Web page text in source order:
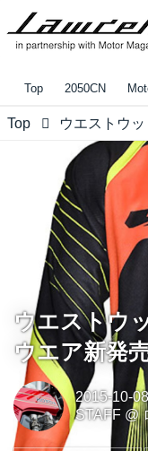
Top 2050CN
Top
ウエストウ
ウエア新発
2015-10-08
STAFF@